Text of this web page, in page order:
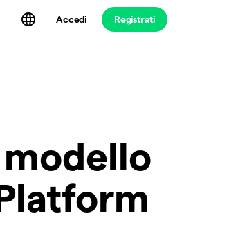
Accedi Registrati